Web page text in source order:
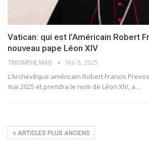
Vatican: qui est l’Américain Robert
nouveau pape Léon XIV
TRIOMPHE MAG Mai 8, 2025
L’Archevêque américain Robert Francis
mai 2025 et prendra le nom de Léon XIV, a…
ARTICLES PLUS ANCIENS